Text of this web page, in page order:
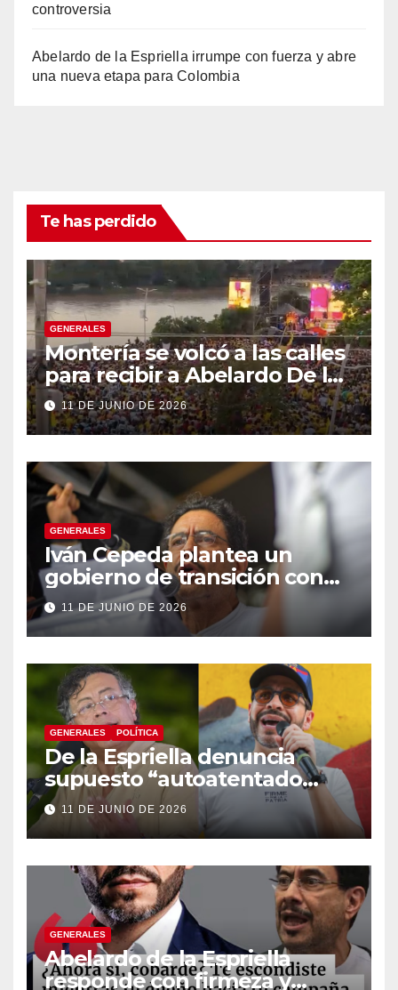
controversia
Abelardo de la Espriella irrumpe con fuerza y abre
una nueva etapa para Colombia
Te has perdido
GENERALES
Montería se volcó a las calles
para recibir a Abelardo De la
Espriella
11 DE JUNIO DE 2026
GENERALES
Iván Cepeda plantea un
gobierno de transición con
énfasis en el empalme
institucional y una eventual
constituyente
11 DE JUNIO DE 2026
GENERALES POLÍTICA
De la Espriella denuncia
supuesto “autoatentado
legislativo” tras decisión de
suspender provisionalmente
a Petro
11 DE JUNIO DE 2026
GENERALES
Abelardo de la Espriella
responde con firmeza y